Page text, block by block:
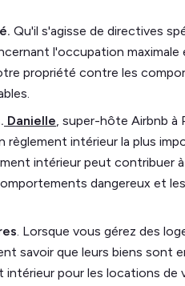
Qu'il s'agisse de directives
l'occupation
propriété contre les
Danielle , super-hôte Airbnb à
règlement intérieur la plus
intérieur peut contribuer
dangereux et
. Lorsque vous gérez des
savoir que leurs biens sont
intérieur pour les locations de